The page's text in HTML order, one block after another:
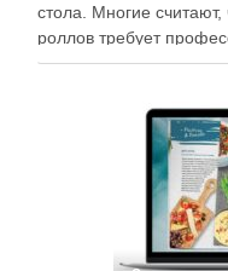
стола. Многие считают,
роллов требует
специального
кухне. Главное — …